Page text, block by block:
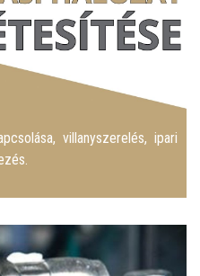
villanyszerelés, ipari